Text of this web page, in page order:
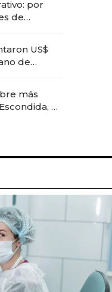
por
de
US$
de
más
el